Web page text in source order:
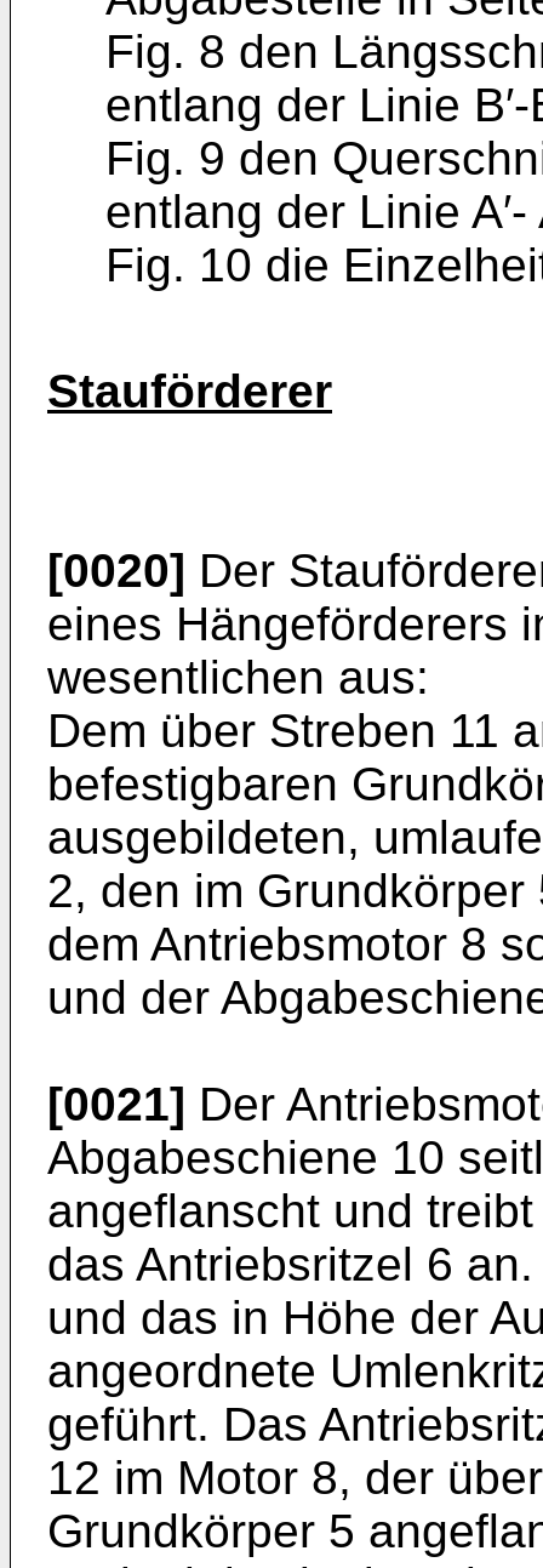
Fig. 8 den
entlang der Linie
Fig. 9 den
entlang der Linie A′-
Fig. 10 die
Stauförderer
[0020] Der
eines Hängeförderers
wesentlichen aus:
Dem über Streben 11
befestigbaren
ausgebildeten,
2, den im
dem Antriebsmotor 8
und der
[0021] Der
Abgabeschiene 10
angeflanscht und
das Antriebsritzel 6
und das in Höhe der
angeordnete
geführt. Das
12 im Motor 8, der
Grundkörper 5